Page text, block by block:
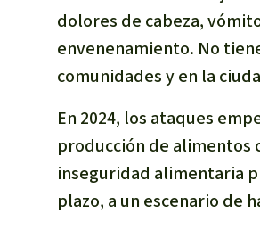
dolores de cabeza,
envenenamiento. No
comunidades y en la
En 2024, los ataques
producción de alimentos
inseguridad alimentaria
plazo, a un escenario de